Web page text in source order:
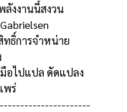
ลังงานนี้สงวน
ทธิ์การจำหน่าย
อไปแปล ดัดแปลง
พร่